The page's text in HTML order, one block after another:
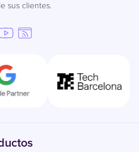
sus clientes.